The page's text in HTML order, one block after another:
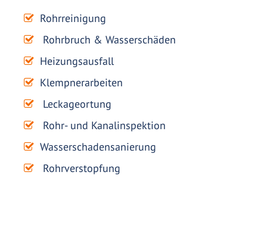
Rohrreinigung
Rohrbruch & Wasserschäden
Heizungsausfall
Klempnerarbeiten
Leckageortung
Rohr- und Kanalinspektion
Wasserschadensanierung
Rohrverstopfung